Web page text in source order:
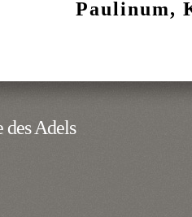
Paulinum,
des Adels